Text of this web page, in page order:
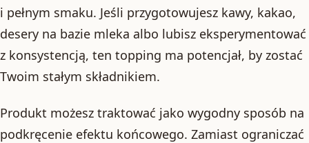
i pełnym smaku. Jeśli przygotowujesz kawy, kakao,
desery na bazie mleka albo lubisz eksperymentować
z konsystencją, ten topping ma potencjał, by zostać
Twoim stałym składnikiem.
Produkt możesz traktować jako wygodny sposób na
podkręcenie efektu końcowego. Zamiast ograniczać